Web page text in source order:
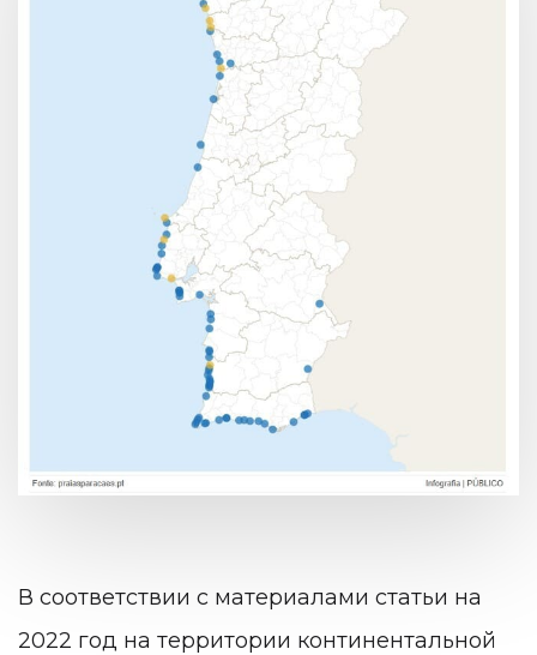
В соответствии с материалами статьи на
2022 год на территории континентальной